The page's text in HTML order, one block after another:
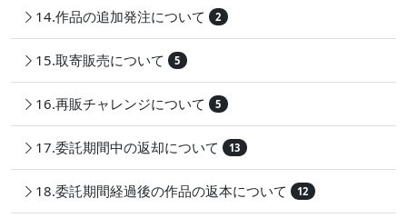
14.作品の追加発注について 2
15.取寄販売について 5
16.再販チャレンジについて 5
17.委託期間中の返却について 13
18.委託期間経過後の作品の返本について 12